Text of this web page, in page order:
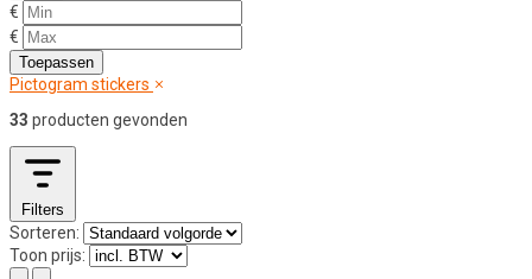
€
€
Toepassen
Pictogram stickers
33 producten gevonden
Filters
Sorteren:
Toon prijs: